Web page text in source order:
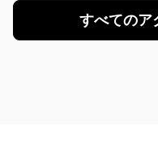
すべてのア